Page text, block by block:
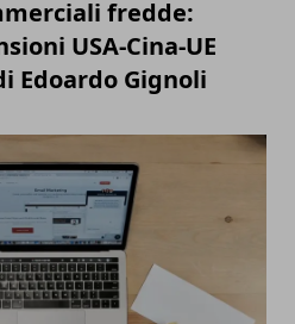
fredde:
USA-Cina-UE
Edoardo Gignoli